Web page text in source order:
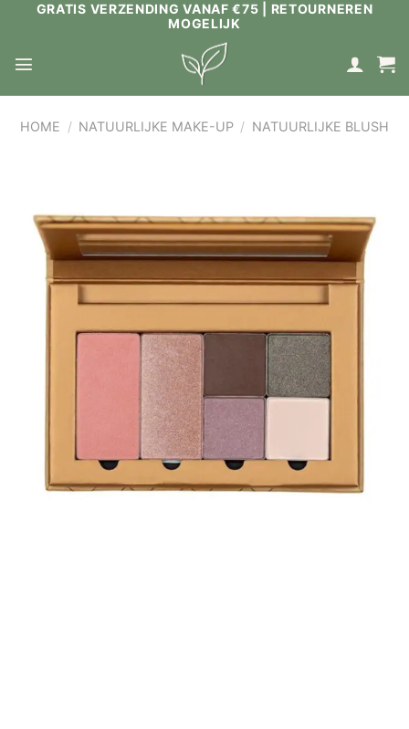
GRATIS VERZENDING VANAF €75 | RETOURNEREN
MOGELIJK
HOME / NATUURLIJKE MAKE-UP / NATUURLIJKE BLUSH